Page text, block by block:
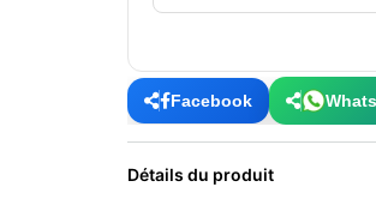
Facebook
Détails du produit